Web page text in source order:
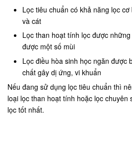
Lọc tiêu chuẩn có khả năng lọc
và cát
Lọc than hoạt tính lọc được
được một số mùi
Lọc điều hòa sinh học ngăn được
chất gây dị ứng, vi khuẩn
Nếu đang sử dụng lọc tiêu chuẩn thì
loại lọc than hoạt tính hoặc lọc chuyên
lọc tốt nhất.